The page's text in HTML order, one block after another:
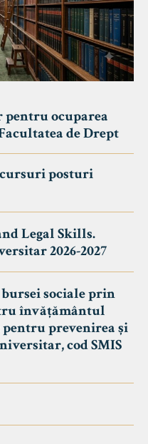
ocuparea
de Drept
posturi
Legal Skills.
2026-2027
sociale prin
învățământul
prevenirea și
cod SMIS